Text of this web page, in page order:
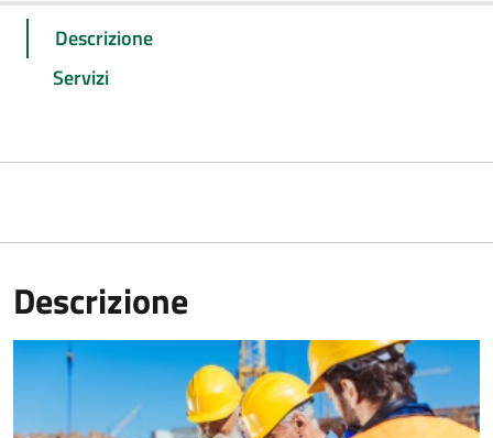
Descrizione
Servizi
Descrizione